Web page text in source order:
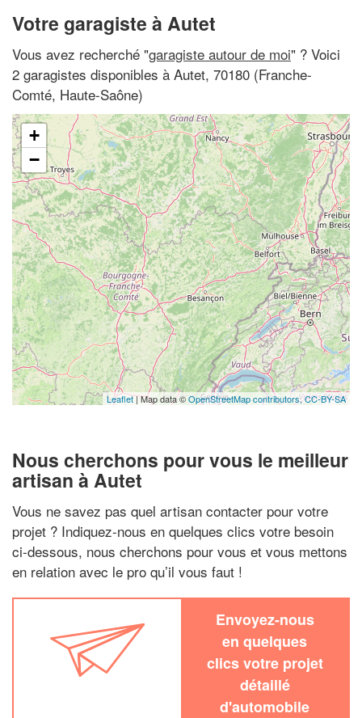
Votre garagiste à Autet
Vous avez recherché "garagiste autour de moi" ? Voici
2 garagistes disponibles à Autet, 70180 (Franche-
Comté, Haute-Saône)
+
−
Leaflet| Map data ©OpenStreetMap contributors,CC-BY-SA
Nous cherchons pour vous le meilleur
artisan à Autet
Vous ne savez pas quel artisan contacter pour votre
projet ? Indiquez-nous en quelques clics votre besoin
ci-dessous, nous cherchons pour vous et vous mettons
en relation avec le pro qu’il vous faut !
Envoyez-nous
en quelques
clics votre projet
détaillé
d'automobile